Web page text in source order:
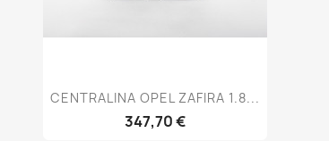
Anteprima
CENTRALINA OPEL ZAFIRA 1.8...
347,70 €